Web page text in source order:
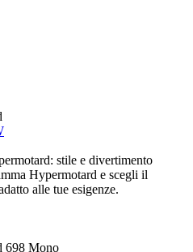
stile e divertimento
Hypermotard e scegli il
alle tue esigenze.
698 Mono